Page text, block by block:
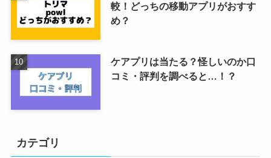
較！どっちの移動アプリがおすす
め？
ケアプリは当たる？怪しいのか口
コミ・評判を調べると…！？
カテゴリ